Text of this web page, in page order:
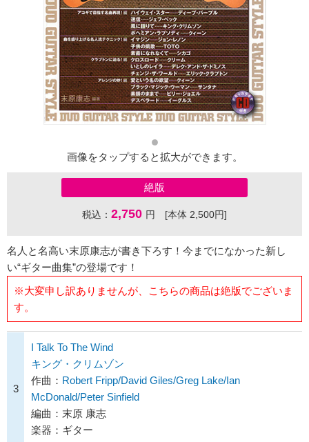
画像をタップすると拡大ができます。
絶版
税込： 2,750 円 [本体 2,500円]
名人と名高い末原康志が書き下ろす！今までになかった新し
い“ギター曲集”の登場です！
※大変申し訳ありませんが、こちらの商品は絶版でございま
す。
3
I Talk To The Wind
キング・クリムゾン
作曲： Robert Fripp/David Giles/Greg Lake/Ian
McDonald/Peter Sinfield
編曲：末原 康志
楽器：ギター